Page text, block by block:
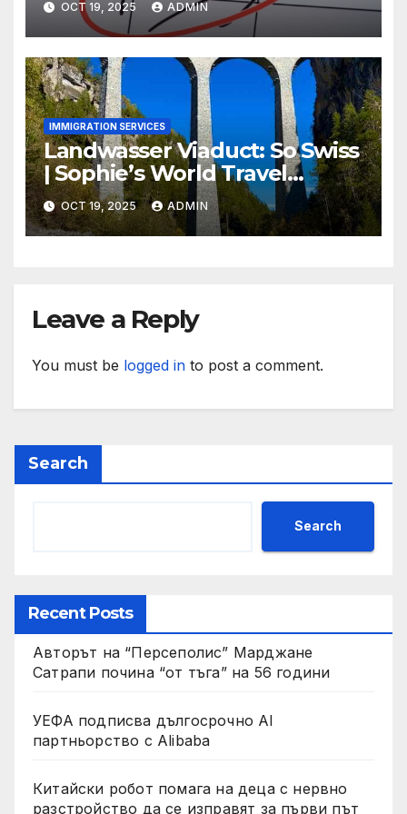
OCT 19, 2025 ADMIN
IMMIGRATION SERVICES
Landwasser Viaduct: So Swiss
| Sophie’s World Travel
Inspiration
OCT 19, 2025 ADMIN
Leave a Reply
You must be logged in to post a comment.
Search
Search
Recent Posts
Авторът на “Персеполис” Марджане
Сатрапи почина “от тъга” на 56 години
УЕФА подписва дългосрочно AI
партньорство с Alibaba
Китайски робот помага на деца с нервно
разстройство да се изправят за първи път